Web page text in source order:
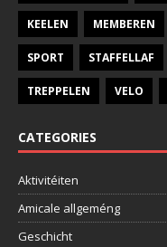
KEELEN MEMBEREN
SPORT STAFFELLAF
TREPPELEN VELO
CATEGORIES
Aktivitéiten
Amicale allgeméng
Geschicht